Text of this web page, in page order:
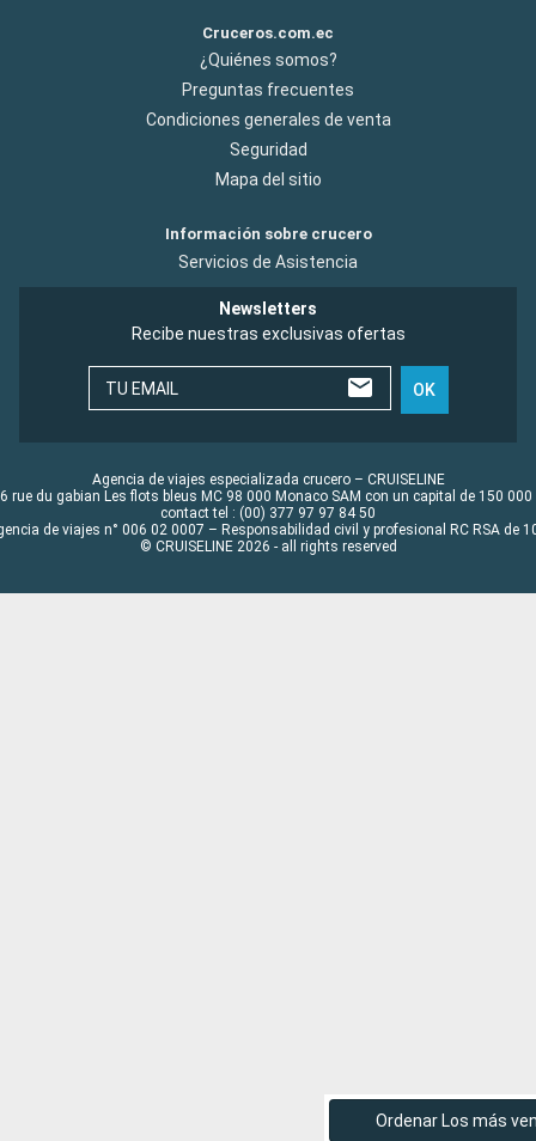
Ordenar Los más
Cruceros.com.ec
¿Quiénes somos?
Preguntas frecuentes
Condiciones generales de venta
Seguridad
Mapa del sitio
Información sobre crucero
Servicios de Asistencia
Newsletters
Recibe nuestras exclusivas ofertas
TU EMAIL OK
Agencia de viajes especializada crucero – CRUISELINE
rue du gabian Les flots bleus MC 98 000 Monaco SAM con un capital de 150 000
contact tel : (00) 377 97 97 84 50
de viajes n° 006 02 0007 – Responsabilidad civil y profesional RC RSA de
© CRUISELINE 2026 - all rights reserved